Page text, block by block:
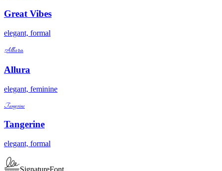
Great Vibes
elegant, formal
Allura
Allura
elegant, feminine
Tangerine
Tangerine
elegant, formal
SignatureFont